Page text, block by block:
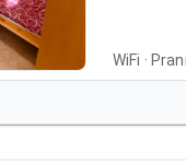
WiFi ·